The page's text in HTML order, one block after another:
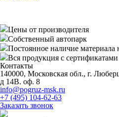
Цены от производителя
Собственный автопарк
Постоянное наличие материала
Вся продукция с сертификатами
Контакты
140000, Московская обл., г.
д 14В. оф. 8
info@pogruz-msk.ru
+7 (495) 104-62-63
Заказать звонок